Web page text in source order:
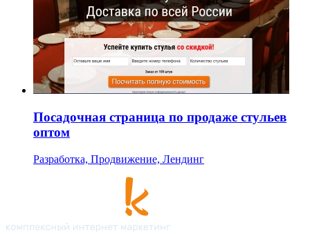
Посадочная страница по продаже стульев
оптом
Разработка, Продвижение, Лендинг